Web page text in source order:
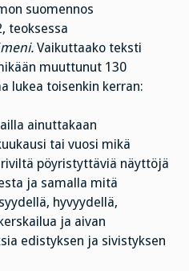
suomennos
teoksessa
Vaikuttaako teksti
muuttunut 130
lukea toisenkin kerran:
ainuttakaan
tai vuosi mikä
pöyristyttäviä näyttöjä
ja samalla mitä
hyvyydellä,
ja aivan
edistyksen ja sivistyksen